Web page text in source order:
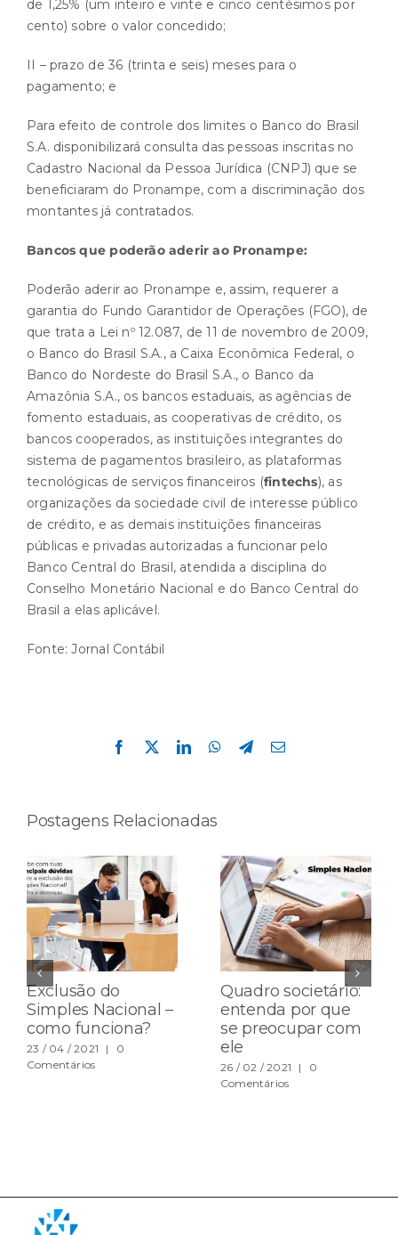
de 1,25% (um inteiro e vinte e cinco centésimos por
cento) sobre o valor concedido;
II – prazo de 36 (trinta e seis) meses para o
pagamento; e
Para efeito de controle dos limites o Banco do Brasil
S.A. disponibilizará consulta das pessoas inscritas no
Cadastro Nacional da Pessoa Jurídica (CNPJ) que se
beneficiaram do Pronampe, com a discriminação dos
montantes já contratados.
Bancos que poderão aderir ao Pronampe:
Poderão aderir ao Pronampe e, assim, requerer a
garantia do Fundo Garantidor de Operações (FGO), de
que trata a Lei nº 12.087, de 11 de novembro de 2009,
o Banco do Brasil S.A., a Caixa Econômica Federal, o
Banco do Nordeste do Brasil S.A., o Banco da
Amazônia S.A., os bancos estaduais, as agências de
fomento estaduais, as cooperativas de crédito, os
bancos cooperados, as instituições integrantes do
sistema de pagamentos brasileiro, as plataformas
tecnológicas de serviços financeiros (fintechs), as
organizações da sociedade civil de interesse público
de crédito, e as demais instituições financeiras
públicas e privadas autorizadas a funcionar pelo
Banco Central do Brasil, atendida a disciplina do
Conselho Monetário Nacional e do Banco Central do
Brasil a elas aplicável.
Fonte:Jornal Contábil
Facebook
X LinkedInWhatsApp
Telegram
E-
Postagens Relacionadas
Exclusão do
Simples Nacional –
como funciona?
23 / 04 / 2021 |
0
Comentários
Quadro societário:
entenda por que
se preocupar com
ele
26 / 02 / 2021 |
0
Comentários